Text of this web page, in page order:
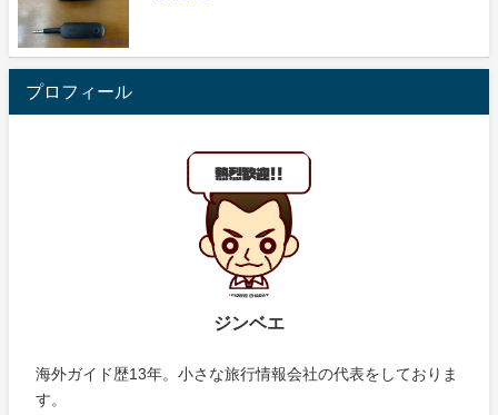
プロフィール
ジンベエ
海外ガイド歴13年。小さな旅行情報会社の代表をしておりま
す。